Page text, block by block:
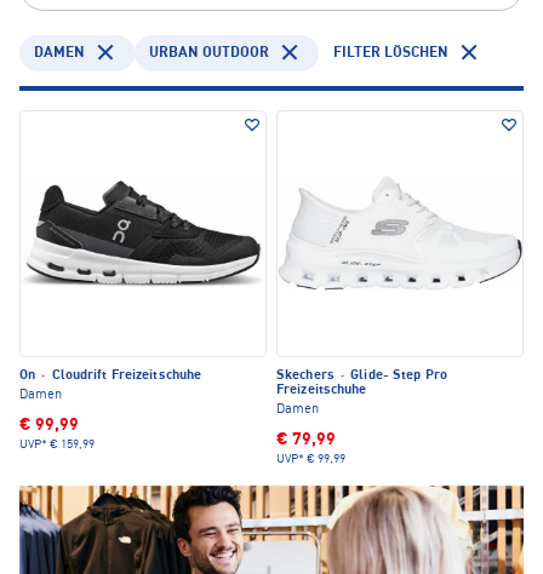
DAMEN URBAN OUTDOOR FILTER LÖSCHEN
On · Cloudrift Freizeitschuhe
Damen
€ 99,99
UVP* € 159,99
Skechers · Glide- Step Pro
Freizeitschuhe
Damen
€ 79,99
UVP* € 99,99